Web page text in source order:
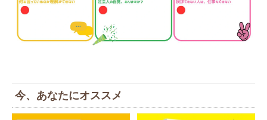
今、あなたにオススメ